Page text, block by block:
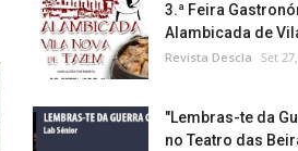
3.ª Feira
Alambicada de
Revista Descla Set
"Lembras-te da
no Teatro das